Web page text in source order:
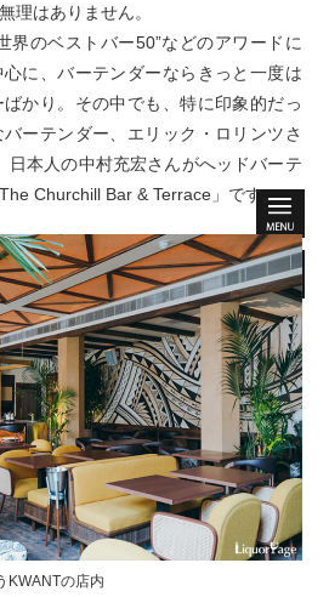
理はありません。
界のベストバー50”などのアワードに
に、バーテンダーならきっと一度は
かり。その中でも、特に印象的だっ
ーテンダー、エリック・ロリンツさ
日本人の中村充宏さんがへッドバーテ
Churchill Bar & Terrace」です。
KWANTの店内